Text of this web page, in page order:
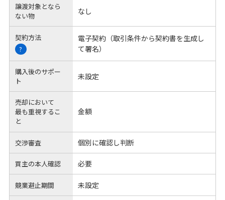
譲渡対象となら
ない物
なし
契約方法
?
電子契約（取引条件から契約書を生成し
て署名）
購入後のサポー
ト
未設定
売却において
最も重視するこ
と
金額
交渉審査 個別に確認し判断
買主の本人確認 必要
競業避止期間 未設定